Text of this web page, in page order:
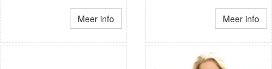
Meer info Meer info